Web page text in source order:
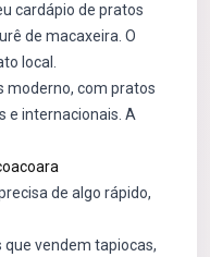
cardápio de pratos
de macaxeira. O
local.
moderno, com pratos
e internacionais. A
de algo rápido,
que vendem tapiocas,